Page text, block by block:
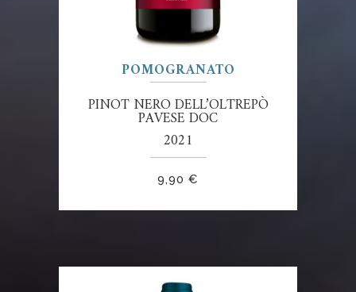
POMOGRANATO
PINOT NERO DELL’OLTREPÒ
PAVESE DOC
2021
9,90 €